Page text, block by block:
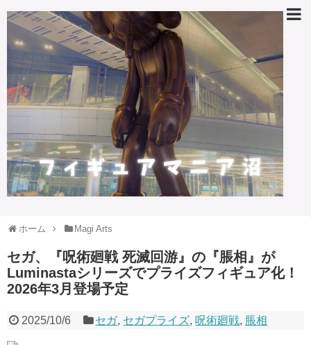
ホーム Magi Arts
セガ、『呪術廻戦 死滅回游』の『脹相』が
Luminastaシリーズでプライズフィギュア化！
2026年3月登場予定
2025/10/6 セガ, セガプライズ, 呪術廻戦, 脹相